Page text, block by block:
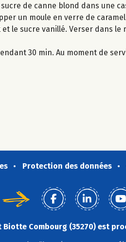
de canne blond dans une
un moule en verre de
le sucre vanillé. Verser dans
30 min. Au moment de
Protection des données
Combourg (35270) est